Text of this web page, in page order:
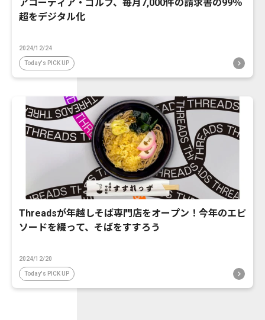
アコーディア・ゴルフ、毎月7,000件の請求書の99％
超をデジタル化
2024/12/24
Today's PICK UP
Threadsが年越しそば専門店をオープン！今年のエピ
ソードを綴って、そばをすすろう
2024/12/20
Today's PICK UP